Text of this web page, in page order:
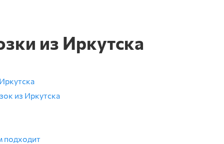
из Иркутска
из Иркутска
подходит